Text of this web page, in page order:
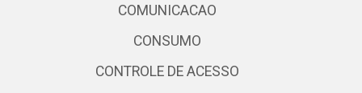
COMUNICACAO
CONSUMO
CONTROLE DE ACESSO